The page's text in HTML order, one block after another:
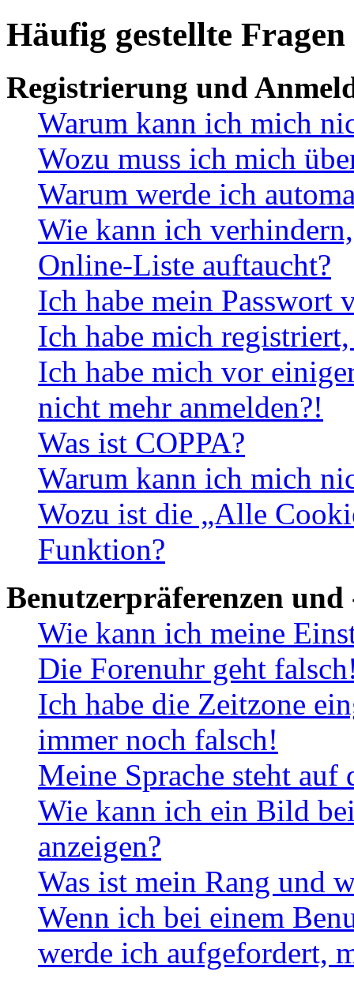
Häufig gestellte Fragen
Registrierung und
Warum kann ich mich
Wozu muss ich mich
Warum werde ich
Wie kann ich
Online-Liste auftaucht?
Ich habe mein Passwort
Ich habe mich
Ich habe mich vor
nicht mehr anmelden?!
Was ist COPPA?
Warum kann ich mich
Wozu ist die „Alle
Funktion?
Benutzerpräferenzen und
Wie kann ich meine
Die Forenuhr geht
Ich habe die Zeitzone
immer noch falsch!
Meine Sprache steht
Wie kann ich ein Bild
anzeigen?
Was ist mein Rang und
Wenn ich bei einem
werde ich aufgefordert,